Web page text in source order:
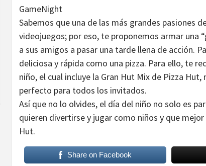
GameNight
Sabemos que una de las más grandes pasiones
videojuegos; por eso, te proponemos armar una
a sus amigos a pasar una tarde llena de acción.
deliciosa y rápida como una pizza. Para ello, te
niño, el cual incluye la Gran Hut Mix de Pizza
perfecto para todos los invitados.
Así que no lo olvides, el día del niño no solo es
quieren divertirse y jugar como niños y que
Hut.
Share on Facebook